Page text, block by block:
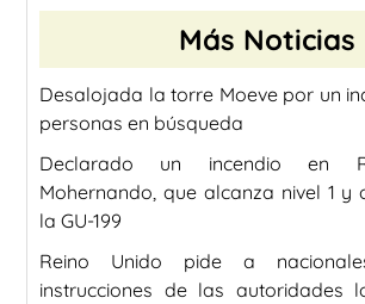
Más Noticias
Desalojada la torre Moeve por un
personas en búsqueda
Declarado un incendio en
Mohernando, que alcanza nivel 1
la GU-199
Reino Unido pide a
instrucciones de las autoridades